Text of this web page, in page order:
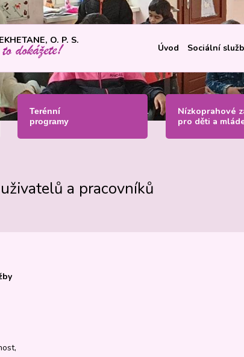
O. P. S.
Úvod Sociální
Terénní
programy
Nízkoprahové
pro děti a
a pracovníků